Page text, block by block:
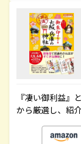
『凄い御利益』
から厳選し、紹